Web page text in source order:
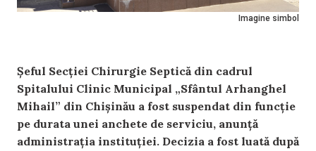
Imagine simbol
Șeful Secției Chirurgie Septică din cadrul
Spitalului Clinic Municipal „Sfântul Arhanghel
Mihail” din Chișinău a fost suspendat din funcție
pe durata unei anchete de serviciu, anunță
administrația instituției. Decizia a fost luată după